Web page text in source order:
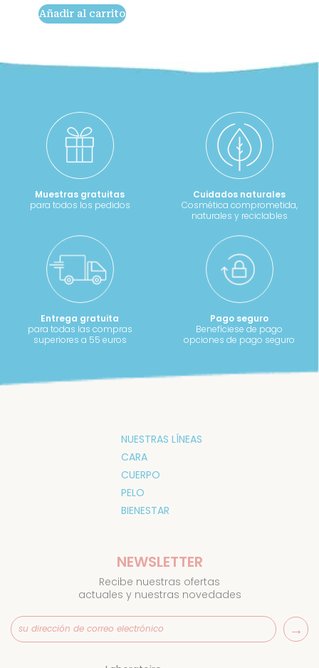
Añadir al carrito
Muestras gratuitas
para todos los pedidos
Cuidados naturales
Cosmética comprometida,
naturales y reciclables
Entrega gratuita
para todas las compras
superiores a 55 euros
Pago seguro
Benefíciese de pago
opciones de pago seguro
NUESTRAS LÍNEAS
CARA
CUERPO
PELO
BIENESTAR
NEWSLETTER
Recibe nuestras ofertas
actuales y nuestras novedades